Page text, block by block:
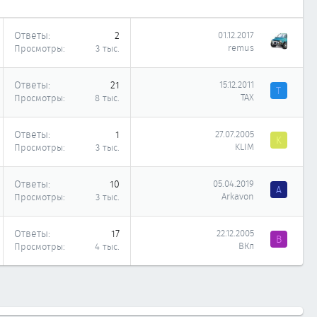
Ответы 2
Просмотры 3 тыс.
01.12.2017
remus
Ответы 21
Просмотры 8 тыс.
15.12.2011
ТАХ
Т
Ответы 1
Просмотры 3 тыс.
27.07.2005
KLIM
K
Ответы 10
Просмотры 3 тыс.
05.04.2019
Arkavon
A
Ответы 17
Просмотры 4 тыс.
22.12.2005
ВКл
В